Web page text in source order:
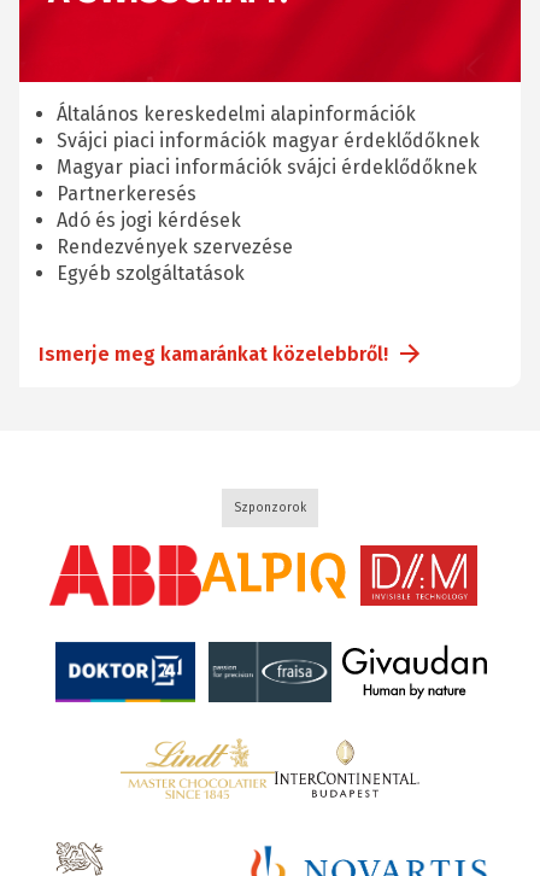
Általános kereskedelmi alapinformációk
Svájci piaci információk magyar érdeklődőknek
Magyar piaci információk svájci érdeklődőknek
Partnerkeresés
Adó és jogi kérdések
Rendezvények szervezése
Egyéb szolgáltatások
Ismerje meg kamaránkat közelebbről!
Szponzorok